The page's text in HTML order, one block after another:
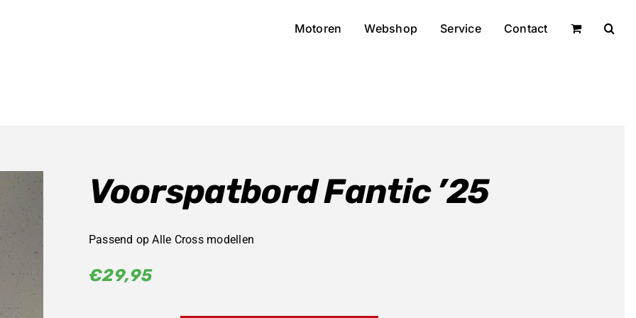
Motoren Webshop Service Contact
Voorspatbord Fantic ’25
Passend op Alle Cross modellen
€29,95